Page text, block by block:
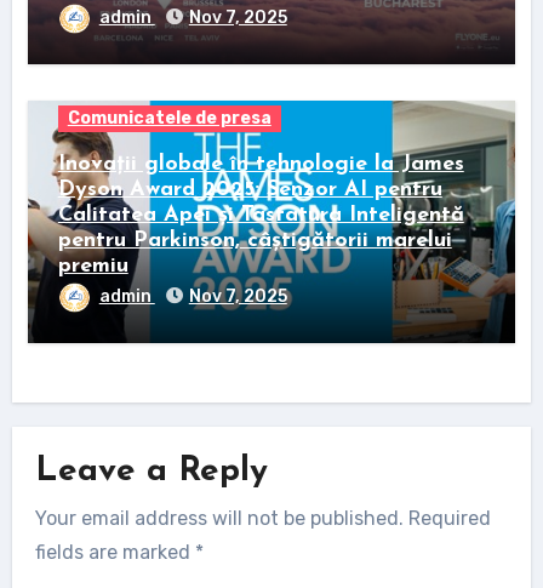
admin Nov 7, 2025
Comunicatele de presa
Inovații globale în tehnologie la James
Dyson Award 2025: Senzor AI pentru
Calitatea Apei și Tastatura Inteligentă
pentru Parkinson, câștigătorii marelui
premiu
admin Nov 7, 2025
Leave a Reply
Your email address will not be published. Required
fields are marked *